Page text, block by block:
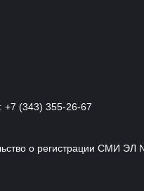
+7 (343) 355-26-67
о регистрации СМИ ЭЛ